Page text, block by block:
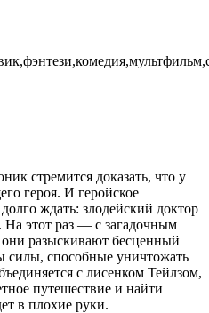
стремится доказать, что у
героя. И геройское
ждать: злодейский доктор
На этот раз — с загадочным
разыскивают бесценный
силы, способные уничтожать
с лисенком Тейлзом,
путешествие и найти
в плохие руки.